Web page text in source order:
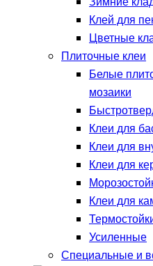
Клей для
Цветные
Плиточные клеи
Белые
мозаики
Клеи для
Клеи для
Клеи для
Клеи для
Усиленные
Специальные и